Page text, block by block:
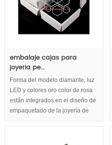
embalaje cajas para
joyeria pe…
Forma del modelo diamante, luz
LED y colores oro color de rosa
están integrados en el diseño de
empaquetado de la joyería de
lujo. Todos estos elementos